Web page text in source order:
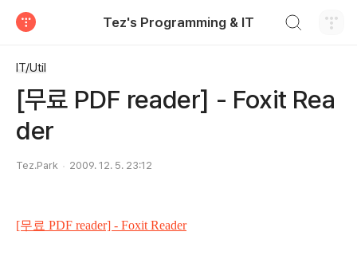
Tez's Programming & IT
IT/Util
[무료 PDF reader] - Foxit Rea
der
Tez.Park 2009. 12. 5. 23:12
[무료 PDF reader] - Foxit Reader